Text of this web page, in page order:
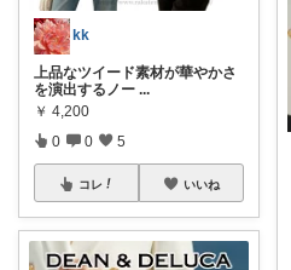
kk
上品なツイード素材が華やかさ
を演出するノー ...
￥ 4,200
0 0 5
コレ いいね